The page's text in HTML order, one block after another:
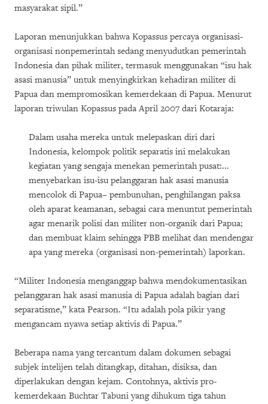
masyarakat sipil.”
Laporan menunjukkan bahwa Kopassus percaya organisasi-
organisasi nonpemerintah sedang menyudutkan pemerintah
Indonesia dan pihak militer, termasuk menggunakan “isu hak
asasi manusia” untuk menyingkirkan kehadiran militer di
Papua dan mempromosikan kemerdekaan di Papua. Menurut
laporan triwulan Kopassus pada April 2007 dari Kotaraja:
Dalam usaha mereka untuk melepaskan diri dari
Indonesia, kelompok politik separatis ini melakukan
kegiatan yang sengaja menekan pemerintah pusat:...
menyebarkan isu-isu pelanggaran hak asasi manusia
mencolok di Papua– pembunuhan, penghilangan paksa
oleh aparat keamanan, sebagai cara menuntut pemerintah
agar menarik polisi dan militer non-organik dari Papua;
dan membuat klaim sehingga PBB melihat dan mendengar
apa yang mereka (organisasi non-pemerintah) laporkan.
“Militer Indonesia menganggap bahwa mendokumentasikan
pelanggaran hak asasi manusia di Papua adalah bagian dari
separatisme,” kata Pearson. “Itu adalah pola pikir yang
mengancam nyawa setiap aktivis di Papua.”
Beberapa nama yang tercantum dalam dokumen sebagai
subjek intelijen telah ditangkap, ditahan, disiksa, dan
diperlakukan dengan kejam. Contohnya, aktivis pro-
kemerdekaan Buchtar Tabuni yang dihukum tiga tahun